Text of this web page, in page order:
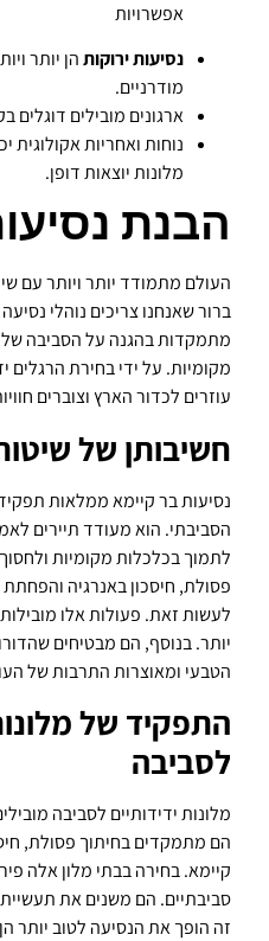
אפשרויות
נסיעות ירוקותהן יותר
מודרניים.
ארגונים מובילים דוגלים
נוחות ואחריות אקולוגית
מלונות יוצאות דופן.
הבנת
העולם מתמודד יותר ויותר עם
ברור שאנחנו צריכים נוהלי
מתמקדות בהגנה על הסביבה
מקומיות. על ידי בחירת הרגלים
עוזרים לכדור הארץ וצוברים
חשיבותן של
נסיעות בר קיימא ממלאות
הסביבתי. הוא מעודד תיירים
לתמוך בכלכלות מקומיות
פסולת, חיסכון באנרגיה
לעשות זאת. פעולות אלו
יותר. בנוסף, הם מבטיחים
הטבעי ומאוצרות התרבות של
התפקיד של
לסביבה
מלונות ידידותיים לסביבה
הם מתמקדים בחיתוך פסולת,
קיימא. בחירה בבתי מלון אלה
סביבתיים. הם משנים את תעשיית
זה הופך את הנסיעה לטוב יותר